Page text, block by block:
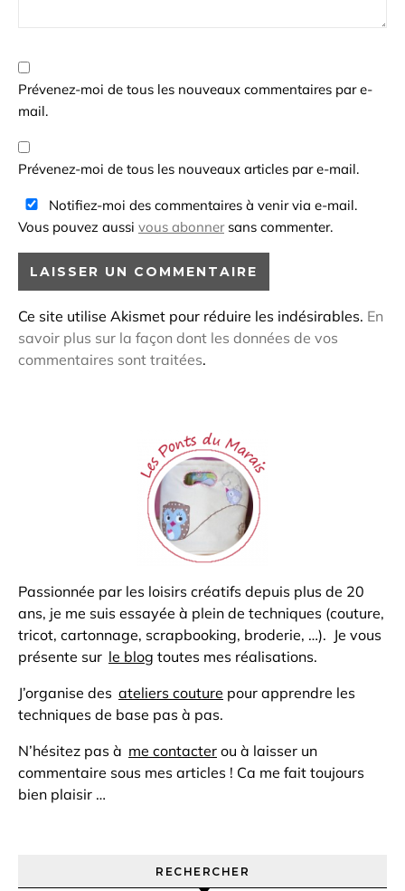
Prévenez-moi de tous les nouveaux commentaires par e-
mail.
Prévenez-moi de tous les nouveaux articles par e-mail.
Notifiez-moi des commentaires à venir via e-mail.
Vous pouvez aussi vous abonnersans commenter.
Ce site utilise Akismet pour réduire les indésirables. En
savoir plus sur la façon dont les données de vos
commentaires sont traitées.
Passionnée par les loisirs créatifs depuis plus de 20
ans, je me suis essayée à plein de techniques (couture,
tricot, cartonnage, scrapbooking, broderie, …). Je vous
présente sur le blog toutes mes réalisations.
J’organise des ateliers couture pour apprendre les
techniques de base pas à pas.
N’hésitez pas à me contacter ou à laisser un
commentaire sous mes articles ! Ca me fait toujours
bien plaisir …
RECHERCHER